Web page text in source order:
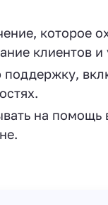
которое
клиентов
поддержку,
на